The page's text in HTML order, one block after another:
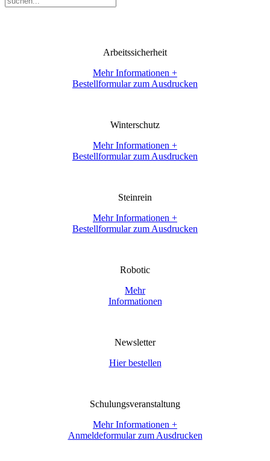
Arbeitssicherheit
Mehr Informationen +
Bestellformular zum Ausdrucken
Winterschutz
Mehr Informationen +
Bestellformular zum Ausdrucken
Steinrein
Mehr Informationen +
Bestellformular zum Ausdrucken
Robotic
Mehr
Informationen
Newsletter
Hier bestellen
Schulungsveranstaltung
Mehr Informationen +
Anmeldeformular zum Ausdrucken